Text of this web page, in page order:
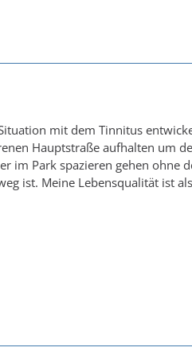
mit dem Tinnitus
Hauptstraße aufhalten um
im Park spazieren gehen ohne
ist. Meine Lebensqualität ist